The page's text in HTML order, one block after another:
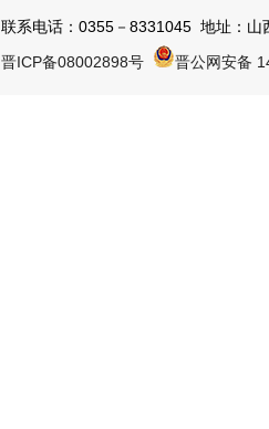
联系电话：0355－8331045 地址：
晋ICP备08002898号
晋公网安备